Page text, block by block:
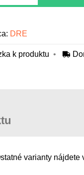
DRE
k produktu
varianty